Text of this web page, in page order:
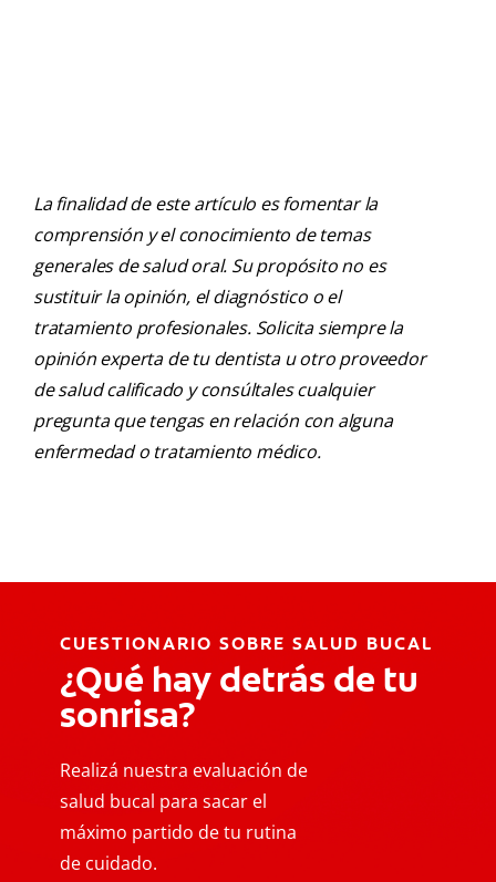
La finalidad de este artículo es fomentar la
comprensión y el conocimiento de temas
generales de salud oral. Su propósito no es
sustituir la opinión, el diagnóstico o el
tratamiento profesionales. Solicita siempre la
opinión experta de tu dentista u otro proveedor
de salud calificado y consúltales cualquier
pregunta que tengas en relación con alguna
enfermedad o tratamiento médico.
CUESTIONARIO SOBRE SALUD BUCAL
¿Qué hay detrás de tu
sonrisa?
Realizá nuestra evaluación de
salud bucal para sacar el
máximo partido de tu rutina
de cuidado.